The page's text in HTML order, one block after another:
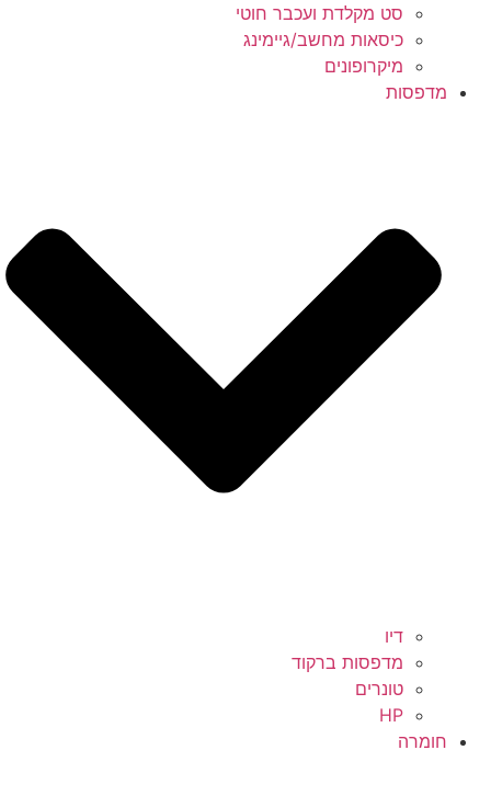
סט מקלדת ועכבר חוטי
כיסאות מחשב/גיימינג
מיקרופונים
מדפסות
דיו
מדפסות ברקוד
טונרים
HP
חומרה